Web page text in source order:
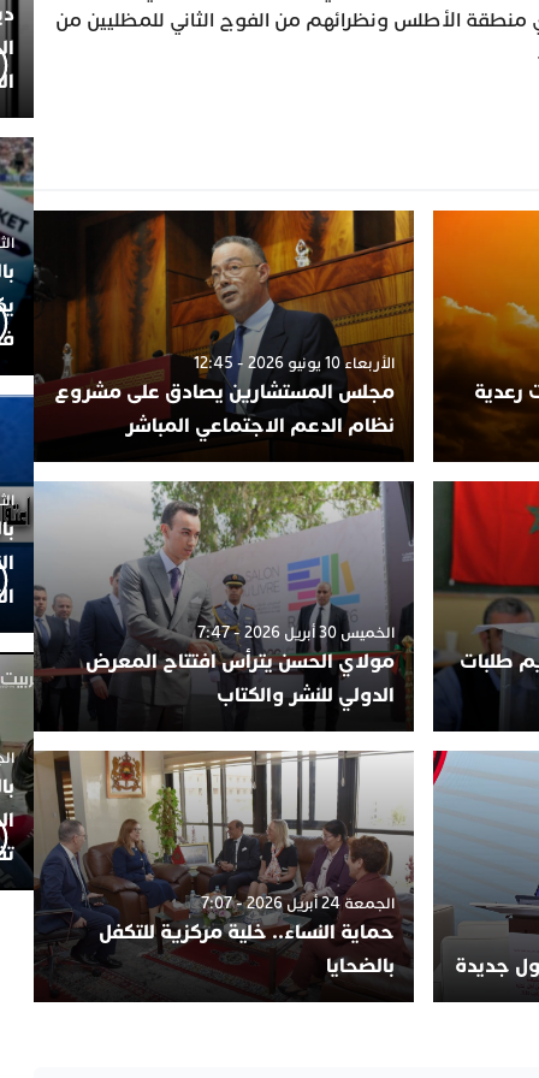
منطقة الأطلس ونظرائهم من الفوج الثاني للمظليين من
رعدية
الأربعاء 10 يونيو 2026 - 12:45
مجلس المستشارين يصادق على مشروع
نظام الدعم الاجتماعي المباشر
طلبات
الخميس 30 أبريل 2026 - 7:47
مولاي الحسن يترأس افتتاح المعرض
الدولي للنشر والكتاب
جديدة
الجمعة 24 أبريل 2026 - 7:07
حماية النساء.. خلية مركزية للتكفل
بالضحايا